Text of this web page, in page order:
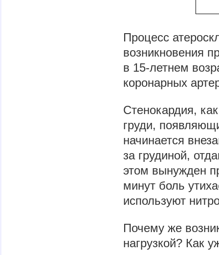
Процесс
возникновения
в 15-летнем
коронарных
Стенокардия,
груди,
начинается
за грудиной,
этом вынужден
минут боль
используют
Почему же
нагрузкой? Как